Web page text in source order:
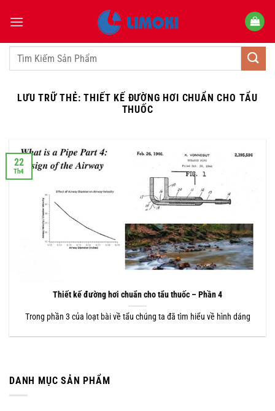
qua
dungTìm
LƯU TRỮ THẺ:THIẾT KẾ ĐƯỜNG HƠI CHUẨN CHO TẨU
THUỐC
Thiết kế đường hơi chuẩn cho tẩu thuốc – Phần 4
Trong phần 3 của loạt bài về tẩu chúng ta đã tìm hiểu về hình dáng
22
Th4
DANH MỤC SẢN PHẨM